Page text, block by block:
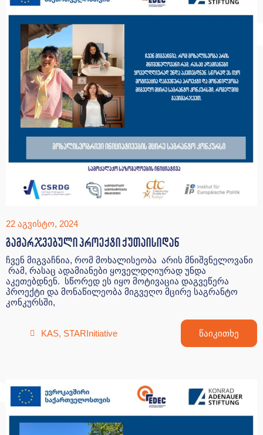
22 აგვისტო, 2024
გამარჯვებული პროექტი ქუთაისიდან
ჩვენ მიგვაჩნია, რომ მოხალისეობა არის მნიშვნელოვანი
რამ, რასაც ადამიანები ყოველდღიურად უნდა
აკეთებდნენ. სწორედ ეს იყო მოტივაცია დაგვეწერა
პროექტი და მონაწილეობა მიგვეღო მცირე საგრანტო
კონკურსში,
KAS, STARInitiative წაიკითხე